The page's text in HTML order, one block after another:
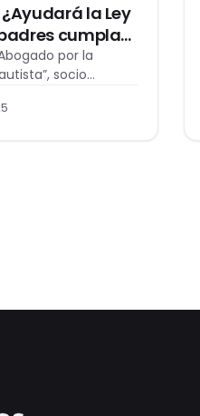
la Ley
cumplan
por la
socio